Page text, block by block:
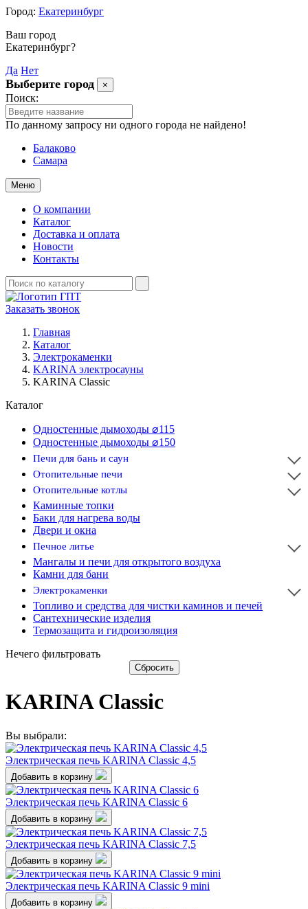
Город: Екатеринбург
Ваш город
Екатеринбург?
Да Нет
Выберите город ×
Поиск:
По данному запросу ни одного города не найдено!
Балаково
Самара
Меню
О компании
Каталог
Доставка и оплата
Новости
Контакты
Заказать звонок
Главная
Каталог
Электрокаменки
KARINA электросауны
KARINA Classic
Каталог
Одностенные дымоходы ⌀115
Одностенные дымоходы ⌀150
Печи для бань и саун
Отопительные печи
Отопительные котлы
Каминные топки
Баки для нагрева воды
Двери и окна
Печное литье
Мангалы и печи для открытого воздуха
Камни для бани
Электрокаменки
Топливо и средства для чистки каминов и печей
Сантехнические изделия
Термозащита и гидроизоляция
Нечего фильтровать
Сбросить
KARINA Classic
Вы выбрали:
Электрическая печь KARINA Classic 4,5
Добавить в корзину
Электрическая печь KARINA Classic 6
Добавить в корзину
Электрическая печь KARINA Classic 7,5
Добавить в корзину
Электрическая печь KARINA Classic 9 mini
Добавить в корзину